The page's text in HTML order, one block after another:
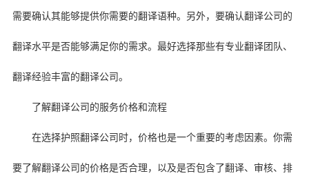
需要确认其能够提供你需要的翻译语种。另外，要确认翻译公司的
翻译水平是否能够满足你的需求。最好选择那些有专业翻译团队、
翻译经验丰富的翻译公司。
了解翻译公司的服务价格和流程
在选择护照翻译公司时，价格也是一个重要的考虑因素。你需
要了解翻译公司的价格是否合理，以及是否包含了翻译、审核、排